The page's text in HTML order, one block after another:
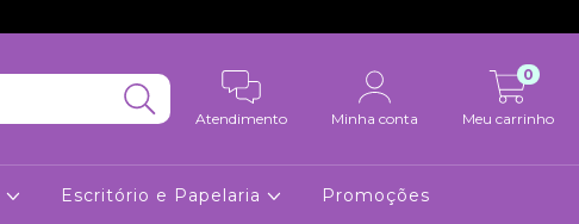
Atendimento Minha conta Meu carrinho
0
Escritório e Papelaria Promoções